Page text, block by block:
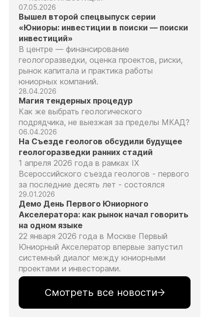
07.05.2026
Вышел второй спецвыпуск серии
«Юниоры: инвестиции в поиски — поиски
инвестиций»
В центре — финансирование
геологоразведки, оценка проектов, риски,
рынок капитала и практика работы
юниорных компаний.
28.04.2026
Магия тендерных процедур
Как же выбрать геологического
подрядчика, не выезжая за пределы МКАД?
06.04.2026
На Съезде геологов обсудили будущее
геологоразведки ранних стадий
1 апреля 2026 года в рамках IX
Всероссийского съезда геологов - первого
за последние десять лет - состоялся
29.01.2026
Демо День Первого Юниорного
Акселератора: как рынок начал говорить
на одном языке
22 января 2026 года в Москве Первый
Юниорный Акселератор впервые запустил
системный диалог между юниорными
проектами и инвесторами.
Смотреть все новости